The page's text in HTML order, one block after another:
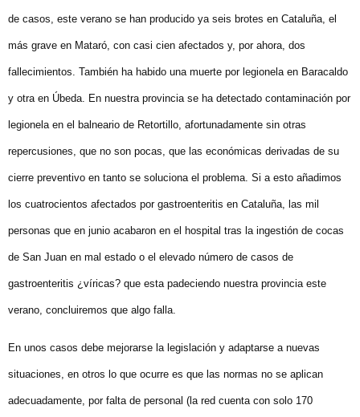
de casos, este verano se han producido ya seis brotes en Cataluña, el
más grave en Mataró, con casi cien afectados y, por ahora, dos
fallecimientos. También ha habido una muerte por legionela en Baracaldo
y otra en Úbeda. En nuestra provincia se ha detectado contaminación por
legionela en el balneario de Retortillo, afortunadamente sin otras
repercusiones, que no son pocas, que las económicas derivadas de su
cierre preventivo en tanto se soluciona el problema. Si a esto añadimos
los cuatrocientos afectados por gastroenteritis en Cataluña, las mil
personas que en junio acabaron en el hospital tras la ingestión de cocas
de San Juan en mal estado o el elevado número de casos de
gastroenteritis ¿víricas? que esta padeciendo nuestra provincia este
verano, concluiremos que algo falla.
En unos casos debe mejorarse la legislación y adaptarse a nuevas
situaciones, en otros lo que ocurre es que las normas no se aplican
adecuadamente, por falta de personal (la red cuenta con solo 170